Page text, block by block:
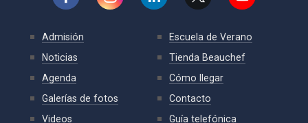
Admisión
Noticias
Agenda
Galerías de fotos
Videos
Escuela de Verano
Tienda Beauchef
Cómo llegar
Contacto
Guía telefónica